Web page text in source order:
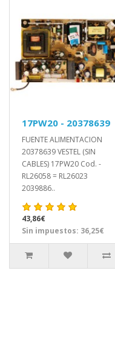
17PW20 - 20378639
FUENTE ALIMENTACION
20378639 VESTEL (SIN
CABLES) 17PW20 Cod. -
RL26058 = RL26023
2039886..
43,86€
Sin impuestos: 36,25€